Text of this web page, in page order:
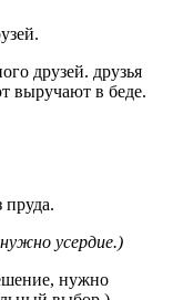
друзей. друзья
выручают в беде.
пруда.
усердие.)
нужно